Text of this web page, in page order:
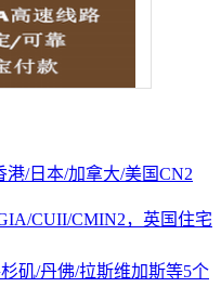
港/日本/加拿大/美国CN2
CUII/CMIN2，英国住宅
矶/丹佛/拉斯维加斯等5个